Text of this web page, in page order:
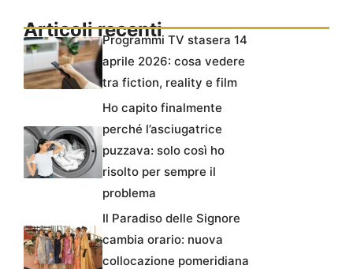
Articoli recentiProgrammi TV stasera 14
aprile 2026: cosa vedere
tra fiction, reality e film
Ho capito finalmente
perché l’asciugatrice
puzzava: solo così ho
risolto per sempre il
problema
Il Paradiso delle Signore
cambia orario: nuova
collocazione pomeridiana